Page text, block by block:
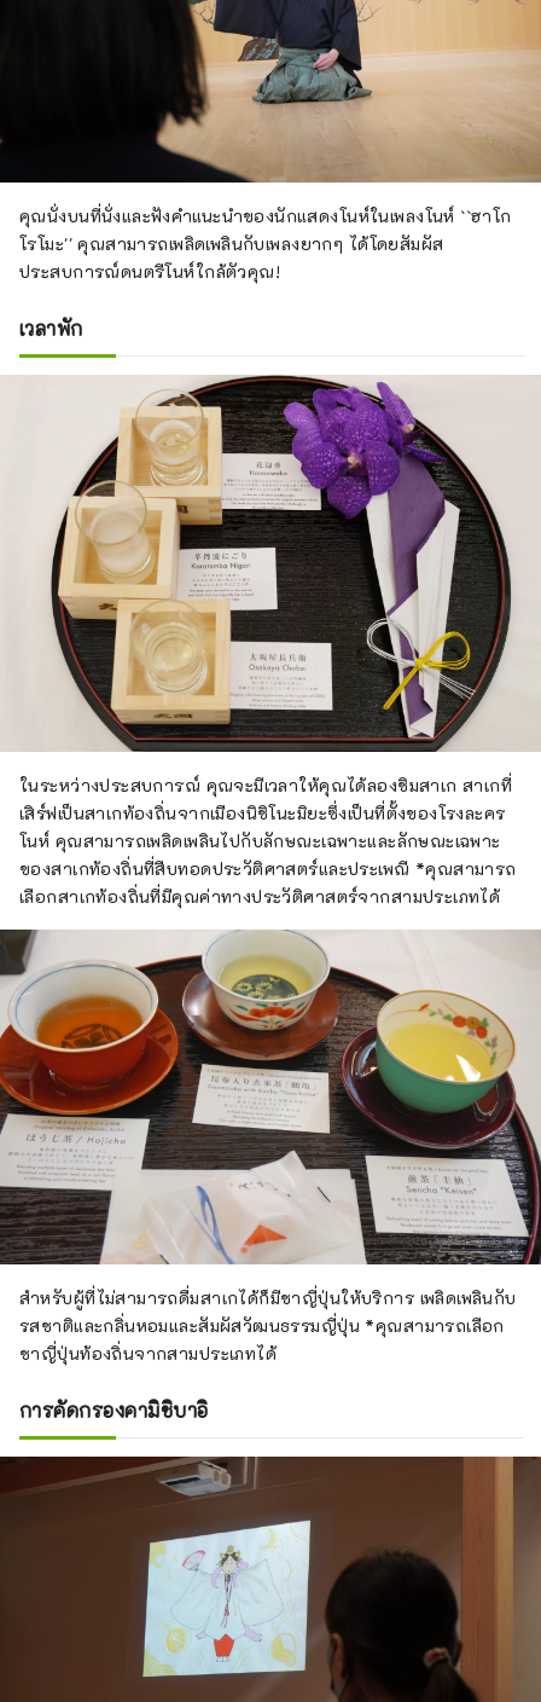
คุณนั่งบนที่นั่งและฟังคำแนะนำของนักแสดงโนห์ในเพลงโนห์ ``ฮาโก
โรโมะ'' คุณสามารถเพลิดเพลินกับเพลงยากๆ ได้โดยสัมผัส
ประสบการณ์ดนตรีโนห์ใกล้ตัวคุณ!
เวลาพัก
ในระหว่างประสบการณ์ คุณจะมีเวลาให้คุณได้ลองชิมสาเก สาเกที่
เสิร์ฟเป็นสาเกท้องถิ่นจากเมืองนิชิโนะมิยะซึ่งเป็นที่ตั้งของโรงละคร
โนห์ คุณสามารถเพลิดเพลินไปกับลักษณะเฉพาะและลักษณะเฉพาะ
ของสาเกท้องถิ่นที่สืบทอดประวัติศาสตร์และประเพณี *คุณสามารถ
เลือกสาเกท้องถิ่นที่มีคุณค่าทางประวัติศาสตร์จากสามประเภทได้
สำหรับผู้ที่ไม่สามารถดื่มสาเกได้ก็มีชาญี่ปุ่นให้บริการ เพลิดเพลินกับ
รสชาติและกลิ่นหอมและสัมผัสวัฒนธรรมญี่ปุ่น *คุณสามารถเลือก
ชาญี่ปุ่นท้องถิ่นจากสามประเภทได้
การคัดกรองคามิชิบาอิ